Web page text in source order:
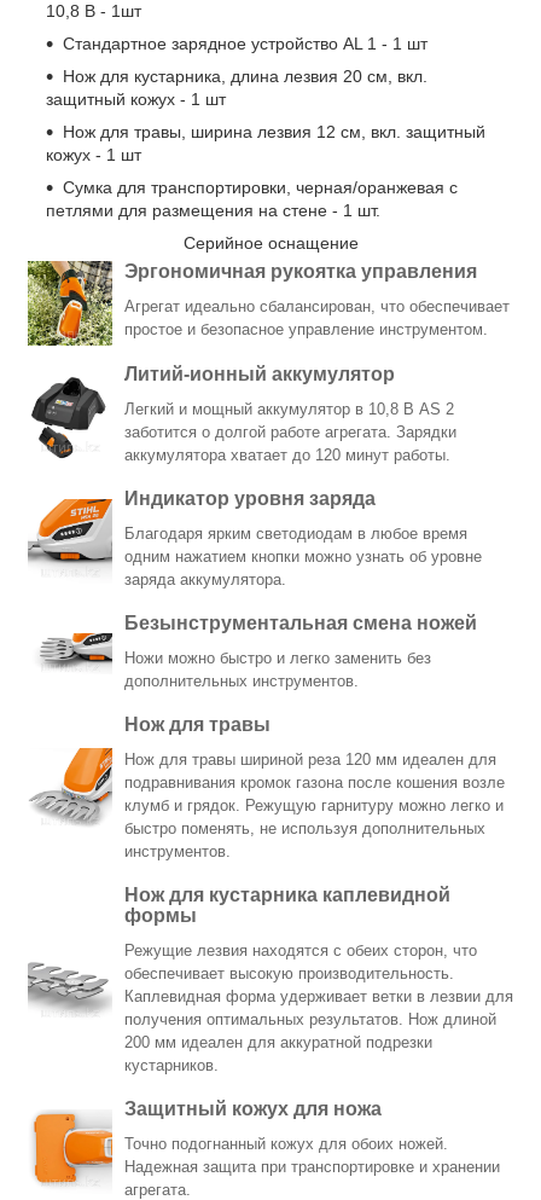
10,8 B - 1шт
Стандартное зарядное устройство AL 1 - 1 шт
Нож для кустарника, длина лезвия 20 см, вкл.
защитный кожух - 1 шт
Нож для травы, ширина лезвия 12 см, вкл. защитный
кожух - 1 шт
Сумка для транспортировки, черная/оранжевая с
петлями для размещения на стене - 1 шт.
Серийное оснащение
Эргономичная рукоятка управления
Агрегат идеально сбалансирован, что обеспечивает
простое и безопасное управление инструментом.
Литий-ионный аккумулятор
Легкий и мощный аккумулятор в 10,8 В AS 2
заботится о долгой работе агрегата. Зарядки
аккумулятора хватает до 120 минут работы.
Индикатор уровня заряда
Благодаря ярким светодиодам в любое время
одним нажатием кнопки можно узнать об уровне
заряда аккумулятора.
Безынструментальная смена ножей
Ножи можно быстро и легко заменить без
дополнительных инструментов.
Нож для травы
Нож для травы шириной реза 120 мм идеален для
подравнивания кромок газона после кошения возле
клумб и грядок. Режущую гарнитуру можно легко и
быстро поменять, не используя дополнительных
инструментов.
Нож для кустарника каплевидной
формы
Режущие лезвия находятся с обеих сторон, что
обеспечивает высокую производительность.
Каплевидная форма удерживает ветки в лезвии для
получения оптимальных результатов. Нож длиной
200 мм идеален для аккуратной подрезки
кустарников.
Защитный кожух для ножа
Точно подогнанный кожух для обоих ножей.
Надежная защита при транспортировке и хранении
агрегата.